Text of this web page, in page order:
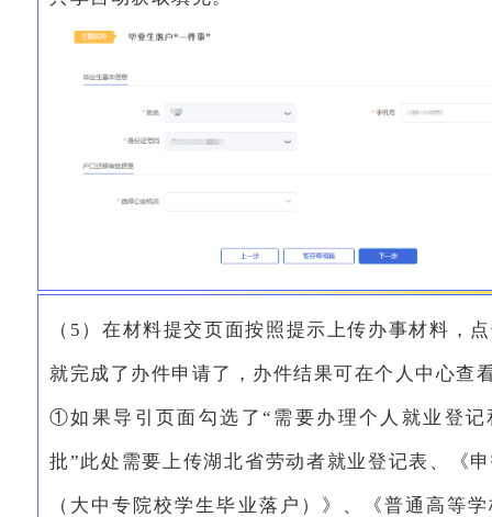
（5）在材料提交页面按照提示上传办事材料，
就完成了办件申请了，办件结果可在个人中心查
①如果导引页面勾选了“需要办理个人就业登记
批”此处需要上传湖北省劳动者就业登记表、《
（大中专院校学生毕业落户）》、《普通高等